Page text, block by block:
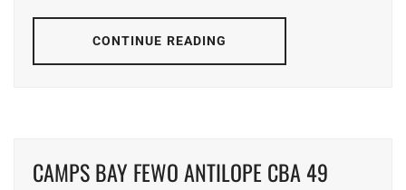
CONTINUE READING
CAMPS BAY FEWO ANTILOPE CBA 49